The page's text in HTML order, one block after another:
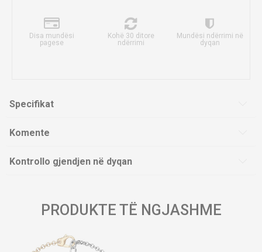
Disa mundësi
pagese
Kohë 30 ditore
ndërrimi
Mundësi ndërrimi në
dyqan
Specifikat
Komente
Kontrollo gjendjen në dyqan
PRODUKTE TË NGJASHME